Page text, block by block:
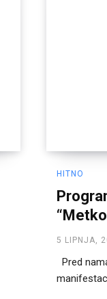
HITNO
5 LIPNJA,